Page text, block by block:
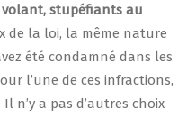
stupéfiants au
de la loi, la même nature
été condamné dans les
l’une de ces infractions,
Il n’y a pas d’autres choix